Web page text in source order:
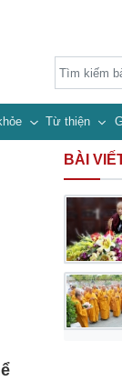
Từ thiện
BÀI